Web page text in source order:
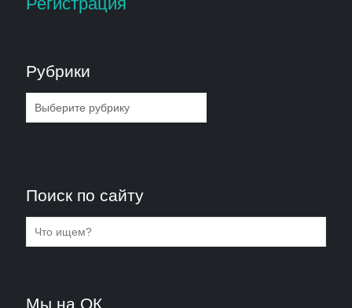
Рубрики
Рубрики
Поиск по сайту
Мы на ОК